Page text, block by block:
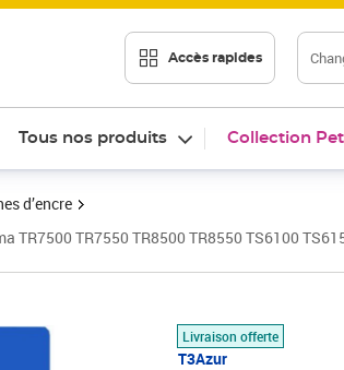
Accès rapides
Tous nos produits Collection
d’encre
TR7500 TR7550 TR8500 TR8550 TS6100
Livraison offerte
T3Azur
Prix 19,90€